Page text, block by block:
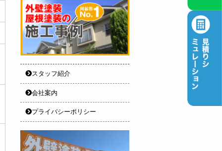
スタッフ紹介
会社案内
プライバシーポリシー